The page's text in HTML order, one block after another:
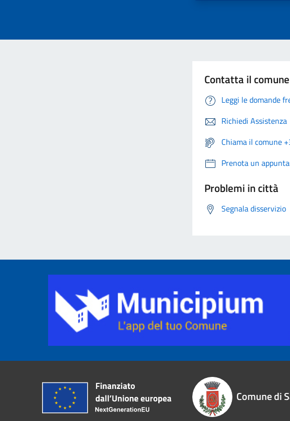
Contatta il comune
Leggi le domande
Richiedi Assistenza
Chiama il comune
Prenota un
Problemi in città
Segnala disservizio
Comune di